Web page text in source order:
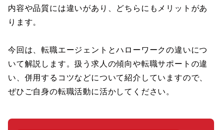
内容や品質には違いがあり、どちらにもメリットがあ
ります。
今回は、転職エージェントとハローワークの違いにつ
いて解説します。扱う求人の傾向や転職サポートの違
い、併用するコツなどについて紹介していますので、
ぜひご自身の転職活動に活かしてください。